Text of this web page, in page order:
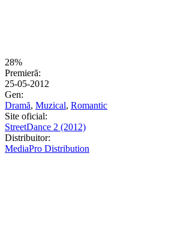
28%
Premieră:
25-05-2012
Gen:
Dramă, Muzical, Romantic
Site oficial:
StreetDance 2 (2012)
Distribuitor:
MediaPro Distribution